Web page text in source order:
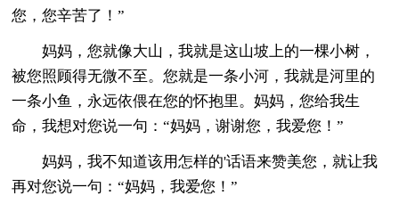
您，您辛苦了！”
妈妈，您就像大山，我就是这山坡上的一棵小树，
被您照顾得无微不至。您就是一条小河，我就是河里的
一条小鱼，永远依偎在您的怀抱里。妈妈，您给我生
命，我想对您说一句：“妈妈，谢谢您，我爱您！”
妈妈，我不知道该用怎样的'话语来赞美您，就让我
再对您说一句：“妈妈，我爱您！”